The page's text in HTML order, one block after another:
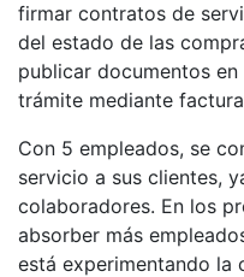
firmar contratos de
del estado de las
publicar documentos
trámite mediante
Con 5 empleados, se
servicio a sus clientes,
colaboradores. En los
absorber más
está experimentando la